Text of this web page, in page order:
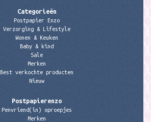
Categorieën
Postpapier Enzo
Verzorging & Lifestyle
Wonen & Keuken
Baby & kind
Sale
Merken
Best verkochte producten
Nieuw
Postpapierenzo
Penvriend(in) oproepjes
Merken